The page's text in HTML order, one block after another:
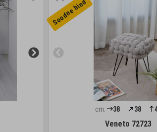
Soodne hind
cm: 38 38
Veneto 72723